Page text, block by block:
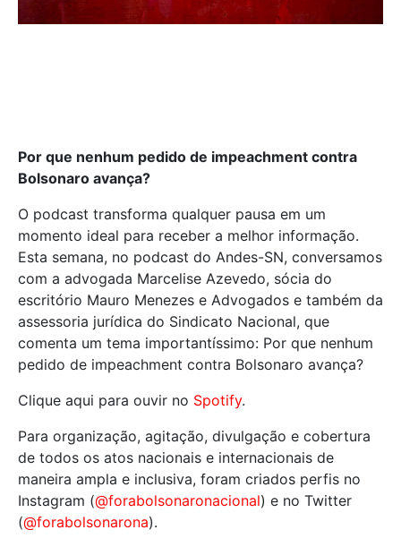
Por que nenhum pedido de impeachment contra
Bolsonaro avança?
O podcast transforma qualquer pausa em um
momento ideal para receber a melhor informação.
Esta semana, no podcast do Andes-SN, conversamos
com a advogada Marcelise Azevedo, sócia do
escritório Mauro Menezes e Advogados e também da
assessoria jurídica do Sindicato Nacional, que
comenta um tema importantíssimo: Por que nenhum
pedido de impeachment contra Bolsonaro avança?
Clique aqui para ouvir no Spotify.
Para organização, agitação, divulgação e cobertura
de todos os atos nacionais e internacionais de
maneira ampla e inclusiva, foram criados perfis no
Instagram (@forabolsonaronacional) e no Twitter
(@forabolsonarona).